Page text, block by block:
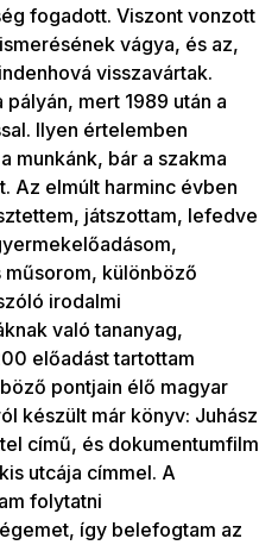
fogadott. Viszont vonzott
vágya, és az,
visszavártak.
mert 1989 után a
Ilyen értelemben
munkánk, bár a szakma
Az elmúlt harminc évben
játszottam, lefedve
különböző
irodalmi
való tananyag,
előadást tartottam
pontjain élő magyar
készült már könyv: Juhász
című, és dokumentumfilm
utcája címmel. A
folytatni
így belefogtam az